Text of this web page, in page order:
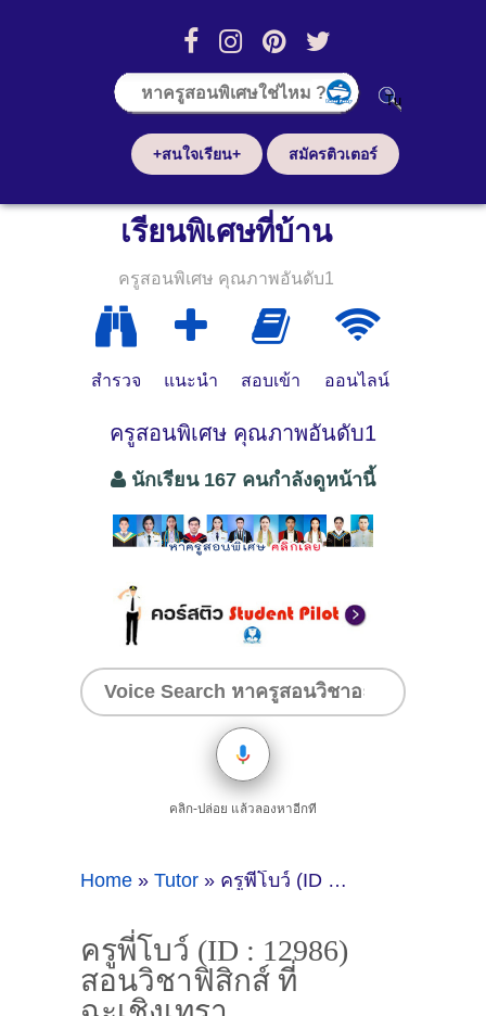
+สนใจเรียน+ สมัครติวเตอร์
เรียนพิเศษที่บ้าน
ครูสอนพิเศษ คุณภาพอันดับ1
สำรวจ แนะนำ สอบเข้า ออนไลน์
ครูสอนพิเศษ คุณภาพอันดับ1
นักเรียน 167 คนกำลังดูหน้านี้
คลิก-ปล่อย แล้วลองหาอีกที
Home » Tutor » ครูพี่โบว์ (ID : 12986) สอนวิชาฟิสิกส์ ที่ฉะเชิงเทรา
ครูพี่โบว์ (ID : 12986)
สอนวิชาฟิสิกส์ ที่